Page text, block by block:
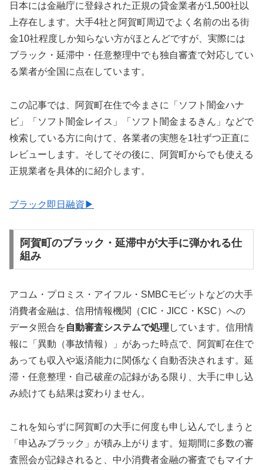
日本には金融庁に登録された正規の貸金業者が1,500社以
上存在します。大手4社と阿賀町周辺でよく名前の出る街
金10社程度しか知らない方がほとんどですが、実際には
ブラック・延滞中・任意整理中でも独自審査で対応してい
る業者が全国に点在しています。
この記事では、阿賀町在住で今まさに「ソフト闇金ハナ
ビ」「ソフト闇金レイス」「ソフト闇金まるきん」などで
検索している方に向けて、各業者の実態を1社ずつ正直に
レビューします。そしてその後に、阿賀町からでも使える
正規業者を具体的に紹介します。
ブラック即日融資▶
阿賀町のブラック・延滞中が大手に弾かれる仕
組み
アコム・プロミス・アイフル・SMBCモビットなどの大手
消費者金融は、信用情報機関（CIC・JICC・KSC）への
データ照合を自動審査システムで処理 しています。信用情
報に「異動（事故情報）」があった時点で、阿賀町在住で
あっても収入や返済能力に関係なく自動否決されます。延
滞・任意整理・自己破産の記録がある限り、大手に申し込
み続けても結果は変わりません。
これを知らずに阿賀町の大手に何度も申し込んでしまうと
「申込みブラック」が積み上がります。短期間に多数の審
査照会が記録されると、中小消費者金融の審査でもマイナ